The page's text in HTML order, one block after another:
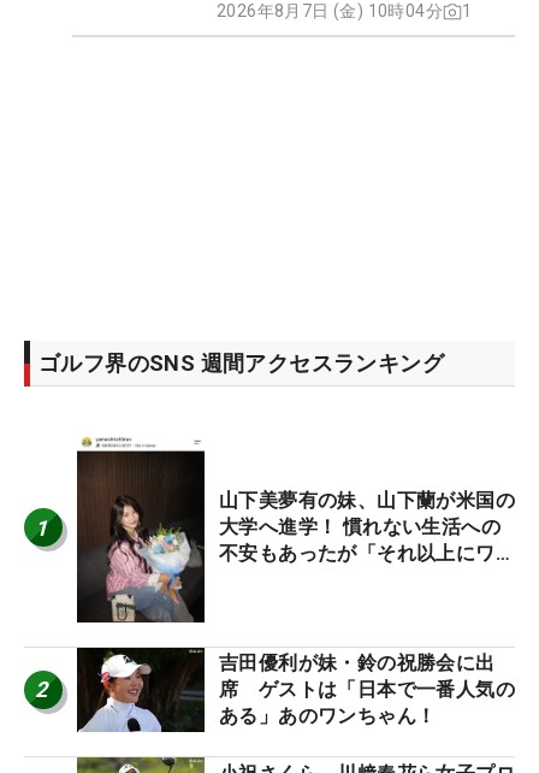
2026年8月7日 (金) 10時04分 1
ゴルフ界のSNS 週間アクセスランキング
1
山下美夢有の妹、山下蘭が米国の
大学へ進学！ 慣れない生活への
不安もあったが「それ以上にワク
2
吉田優利が妹・鈴の祝勝会に出
席 ゲストは「日本で一番人気の
ある」あのワンちゃん！